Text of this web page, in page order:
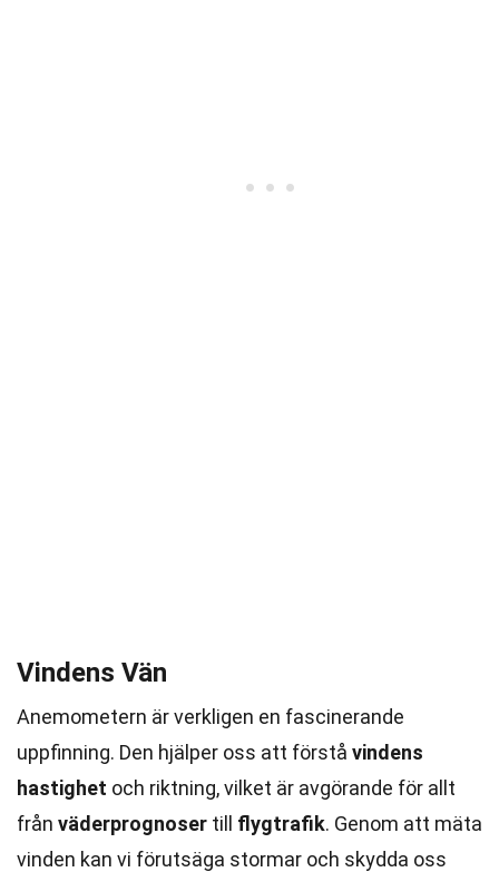
Vindens Vän
Anemometern är verkligen en fascinerande
uppfinning. Den hjälper oss att förstå vindens
hastighet och riktning, vilket är avgörande för allt
från väderprognoser till flygtrafik. Genom att mäta
vinden kan vi förutsäga stormar och skydda oss